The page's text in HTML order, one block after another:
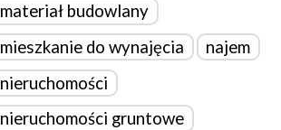
materiał budowlany
mieszkanie do wynajęcia
najem
nieruchomości
nieruchomości gruntowe